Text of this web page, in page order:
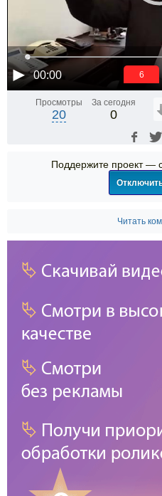
00:00 6
Просмотры
20
За сегодня
0
Поддержите проект —
Читать